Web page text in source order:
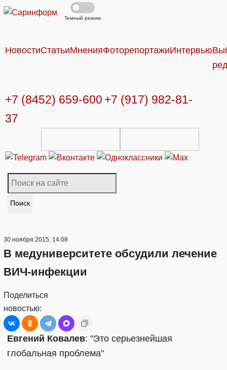
Темный режим
НовостиСтатьиМненияФоторепортажиИнтервью
+7 (8452) 659-600 +7 (917) 982-81-
37
Поиск
30 ноября 2015, 14:08
В медуниверситете обсудили лечение
ВИЧ-инфекции
Поделиться
новостью:
Евгений Ковалев: "Это серьезнейшая
глобальная проблема"